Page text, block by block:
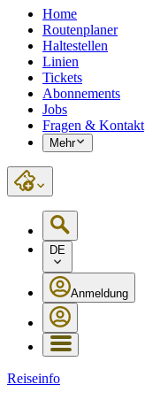
Home
Routenplaner
Haltestellen
Linien
Tickets
Abonnements
Jobs
Fragen & Kontakt
Mehr
DE
Anmeldung
Reiseinfo